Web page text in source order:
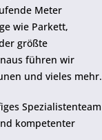
Meter
wie Parkett,
größte
führen wir
und vieles mehr.
Spezialistenteam
kompetenter